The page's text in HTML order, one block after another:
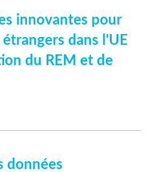
innovantes pour
dans l'UE
du REM et de
données